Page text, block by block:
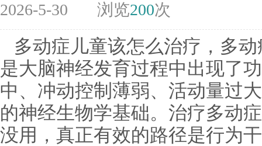
2026-5-30 浏览200次
多动症儿童该怎么治疗，多
是大脑神经发育过程中出现了
中、冲动控制薄弱、活动量过
的神经生物学基础。治疗多动
没用，真正有效的路径是行为